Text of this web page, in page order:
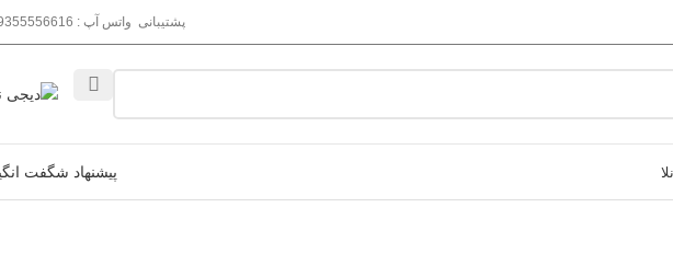
پشتیبانی واتس آپ : 09355556616
پیشنهاد شگفت